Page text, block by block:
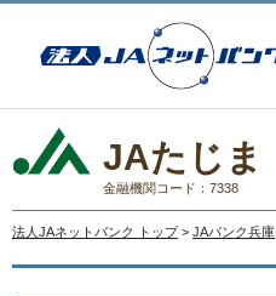
JAたじま
金融機関コード：7338
法人JAネットバンク トップ > JAバンク兵庫